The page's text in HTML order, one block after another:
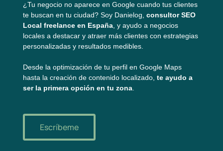
¿Tu negocio no aparece en Google cuando tus clientes
te buscan en tu ciudad? Soy Danielog, consultor SEO
Local freelance en España , y ayudo a negocios
locales a destacar y atraer más clientes con estrategias
personalizadas y resultados medibles.
Desde la optimización de tu perfil en Google Maps
hasta la creación de contenido localizado, te ayudo a
ser la primera opción en tu zona
Escríbeme